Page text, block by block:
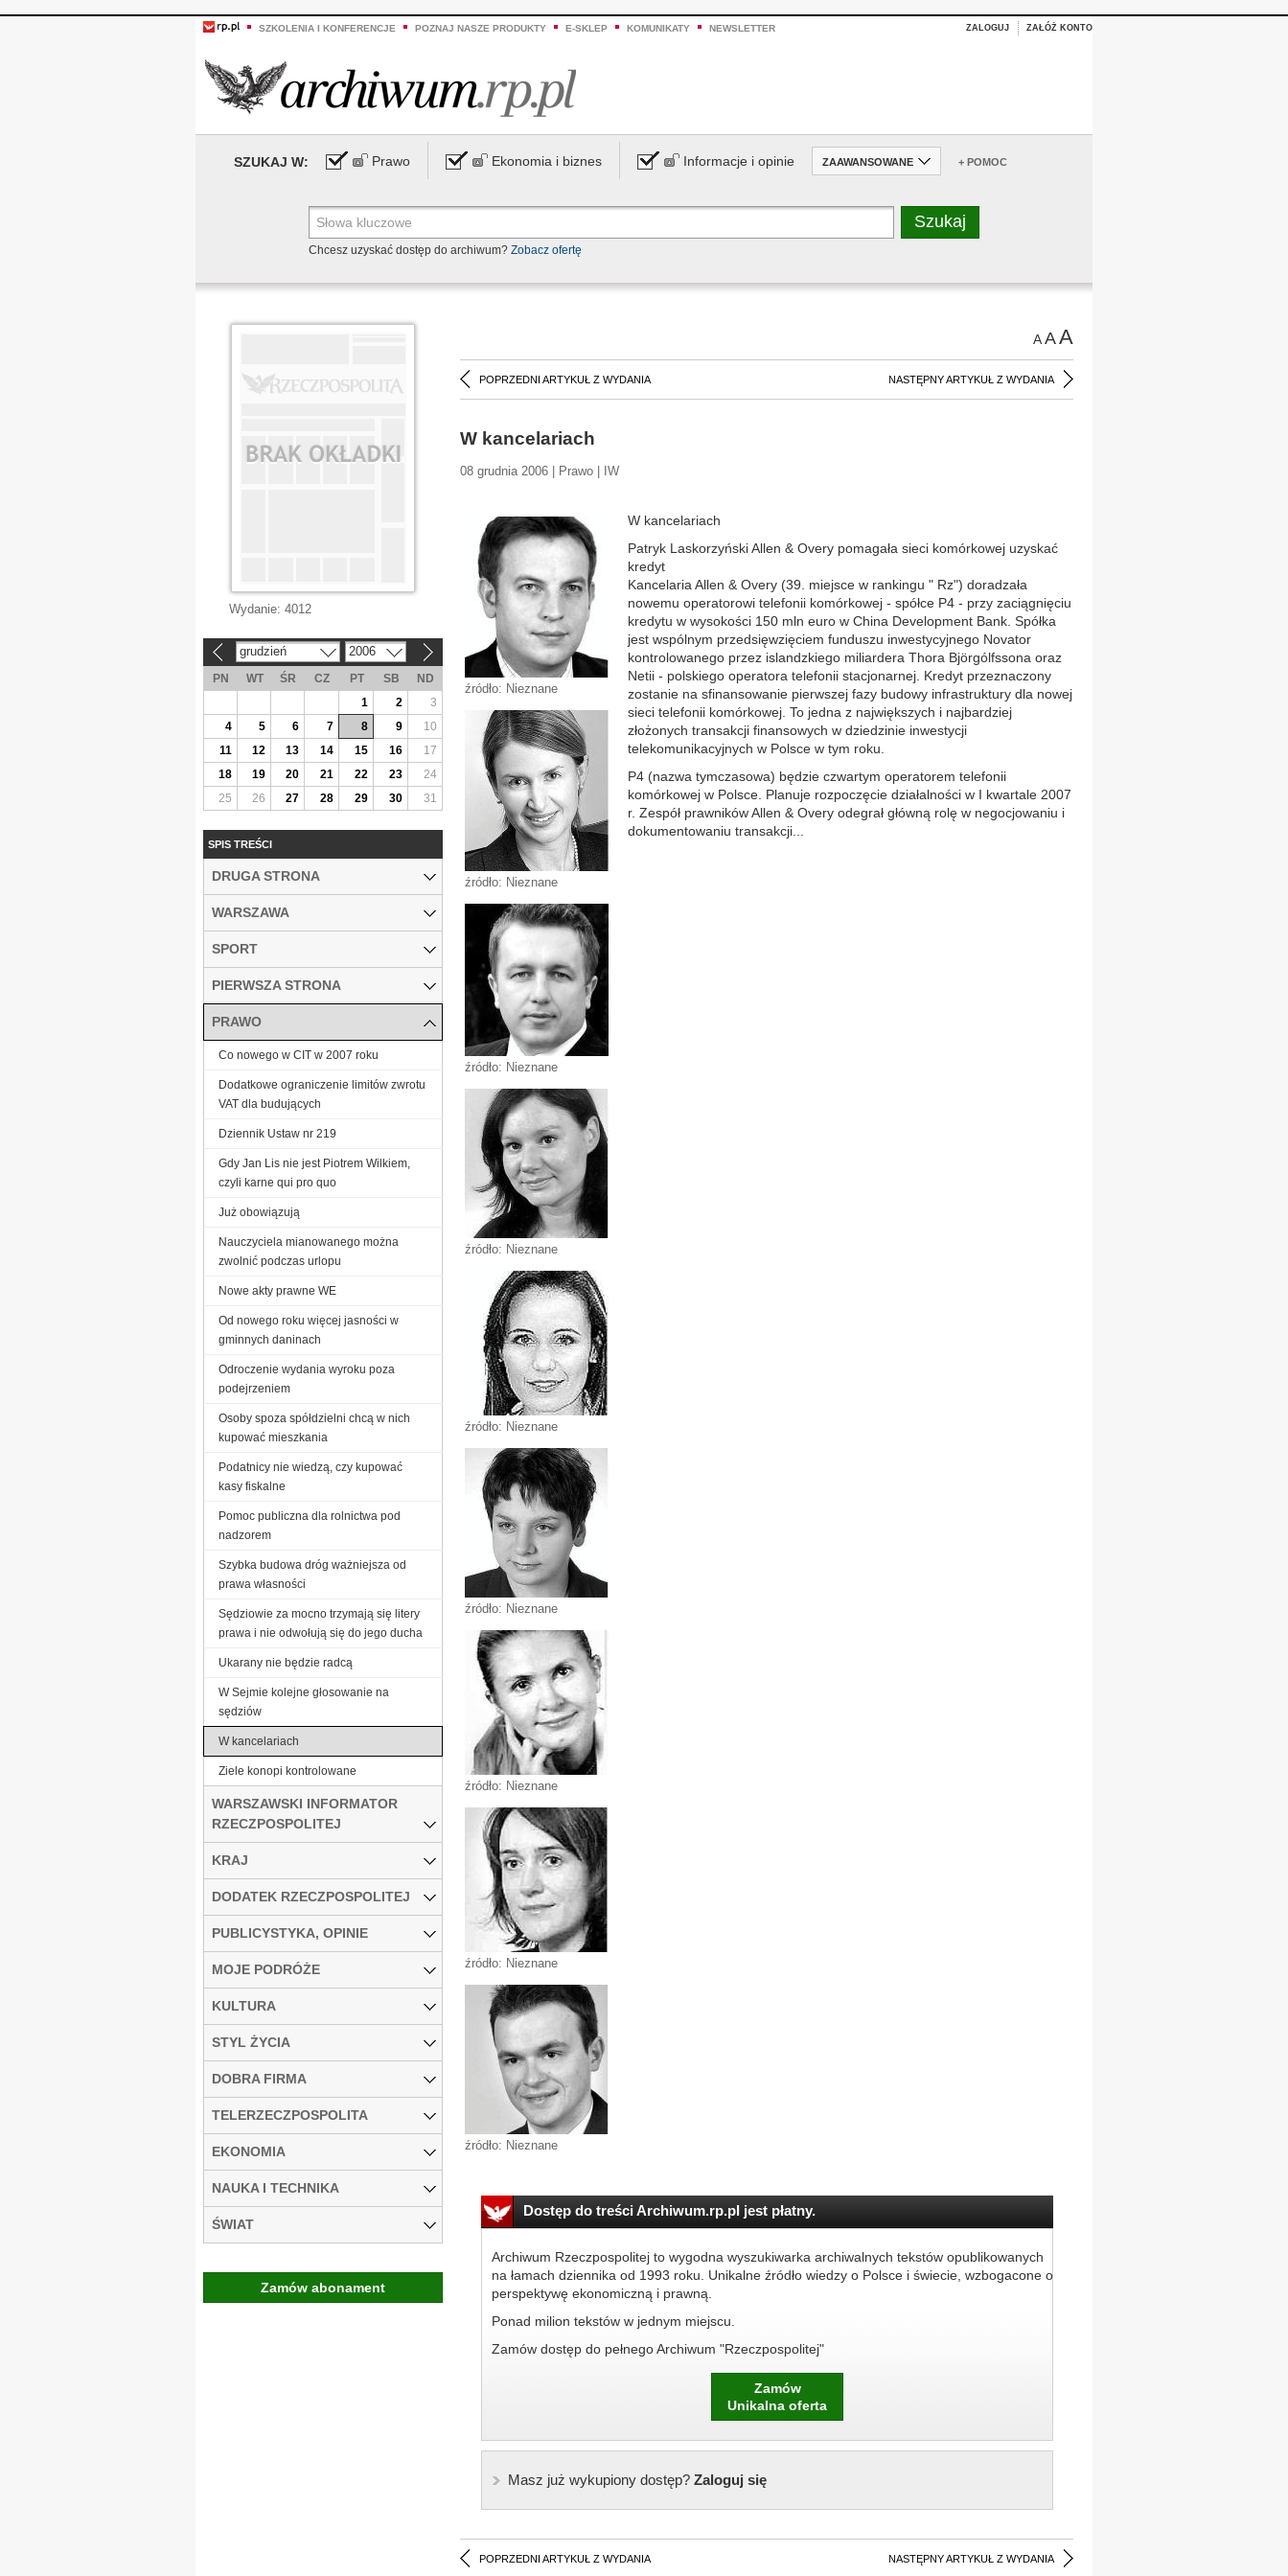
SZKOLENIA I KONFERENCJE POZNAJ NASZE PRODUKTY E-SKLEP KOMUNIKATY NEWSLETTER ZALOGUJ ZAŁÓŻ KONTO
SZUKAJ W: Prawo Ekonomia i biznes Informacje i opinie ZAAWANSOWANE + POMOC
Chcesz uzyskać dostęp do archiwum? Zobacz ofertę
AAA
POPRZEDNI ARTYKUŁ Z WYDANIA NASTĘPNY ARTYKUŁ Z WYDANIA
W kancelariach
08 grudnia 2006 | Prawo | IW
źródło: Nieznane
źródło: Nieznane
źródło: Nieznane
źródło: Nieznane
źródło: Nieznane
źródło: Nieznane
źródło: Nieznane
źródło: Nieznane
źródło: Nieznane
W kancelariach
Patryk Laskorzyński Allen & Overy pomagała sieci komórkowej uzyskać
kredyt
Kancelaria Allen & Overy (39. miejsce w rankingu " Rz") doradzała
nowemu operatorowi telefonii komórkowej - spółce P4 - przy zaciągnięciu
kredytu w wysokości 150 mln euro w China Development Bank. Spółka
jest wspólnym przedsięwzięciem funduszu inwestycyjnego Novator
kontrolowanego przez islandzkiego miliardera Thora Björgólfssona oraz
Netii - polskiego operatora telefonii stacjonarnej. Kredyt przeznaczony
zostanie na sfinansowanie pierwszej fazy budowy infrastruktury dla nowej
sieci telefonii komórkowej. To jedna z największych i najbardziej
złożonych transakcji finansowych w dziedzinie inwestycji
telekomunikacyjnych w Polsce w tym roku.
P4 (nazwa tymczasowa) będzie czwartym operatorem telefonii
komórkowej w Polsce. Planuje rozpoczęcie działalności w I kwartale 2007
r. Zespół prawników Allen & Overy odegrał główną rolę w negocjowaniu i
dokumentowaniu transakcji...
Dostęp do treści Archiwum.rp.pl jest płatny.
Archiwum Rzeczpospolitej to wygodna wyszukiwarka archiwalnych tekstów opublikowanych
na łamach dziennika od 1993 roku. Unikalne źródło wiedzy o Polsce i świecie, wzbogacone o
perspektywę ekonomiczną i prawną.
Ponad milion tekstów w jednym miejscu.
Zamów dostęp do pełnego Archiwum "Rzeczpospolitej"
Zamów
Unikalna oferta
Masz już wykupiony dostęp?Zaloguj się
POPRZEDNI ARTYKUŁ Z WYDANIA NASTĘPNY ARTYKUŁ Z WYDANIA
Wydanie: 4012
grudzień 2006
PN WT ŚR CZ PT SB
ND
1
2
3
4
5 6 7 8 9
10
11
12 13 14 15 16
17
18
19 20 21 22 23
24
25
26 27 28 29 30 31
SPIS TREŚCI
DRUGA STRONA
WARSZAWA
SPORT
PIERWSZA STRONA
PRAWO
Co nowego w CIT w 2007 roku
Dodatkowe ograniczenie limitów zwrotu
VAT dla budujących
Dziennik Ustaw nr 219
Gdy Jan Lis nie jest Piotrem Wilkiem,
czyli karne qui pro quo
Już obowiązują
Nauczyciela mianowanego można
zwolnić podczas urlopu
Nowe akty prawne WE
Od nowego roku więcej jasności w
gminnych daninach
Odroczenie wydania wyroku poza
podejrzeniem
Osoby spoza spółdzielni chcą w nich
kupować mieszkania
Podatnicy nie wiedzą, czy kupować
kasy fiskalne
Pomoc publiczna dla rolnictwa pod
nadzorem
Szybka budowa dróg ważniejsza od
prawa własności
Sędziowie za mocno trzymają się litery
prawa i nie odwołują się do jego ducha
Ukarany nie będzie radcą
W Sejmie kolejne głosowanie na
sędziów
W kancelariach
Ziele konopi kontrolowane
WARSZAWSKI INFORMATOR
RZECZPOSPOLITEJ
KRAJ
DODATEK RZECZPOSPOLITEJ
PUBLICYSTYKA, OPINIE
MOJE PODRÓŻE
KULTURA
STYL ŻYCIA
DOBRA FIRMA
TELERZECZPOSPOLITA
EKONOMIA
NAUKA I TECHNIKA
ŚWIAT
Zamów abonament